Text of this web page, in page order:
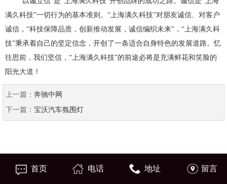
满久科技”一切行为的基本准则。“上海满久科技”对朋友诚信、对客户
诚信，“科技保障品质，创新推动发展，诚信编织未来”，“上海满久科
技”秉承着自己的坚定信念，开创了一条适合自身特色的发展道路。忆
往思前，我们坚信，“上海满久科技”的前途必将是充满鲜花和笑脸的
阳光大道！
上一篇： 奔驰中网
下一篇： 宝沃汽车氛围灯
首页 电话 地址 留言